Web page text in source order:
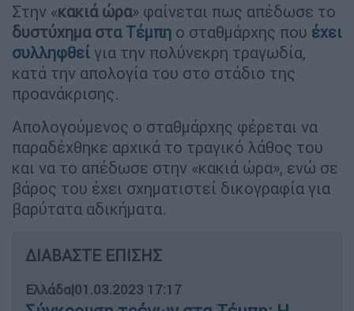
Στην «κακιά ώρα» φαίνεται πως απέδωσε το
δυστύχημα στα Τέμπη ο σταθμάρχης που έχει
συλληφθεί για την πολύνεκρη τραγωδία,
κατά την απολογία του στο στάδιο της
προανάκρισης.
Απολογούμενος ο σταθμάρχης φέρεται να
παραδέχθηκε αρχικά το τραγικό λάθος του
και να το απέδωσε στην «κακιά ώρα», ενώ σε
βάρος του έχει σχηματιστεί δικογραφία για
βαρύτατα αδικήματα.
ΔΙΑΒΑΣΤΕ ΕΠΙΣΗΣ
Ελλάδα|01.03.2023 17:17